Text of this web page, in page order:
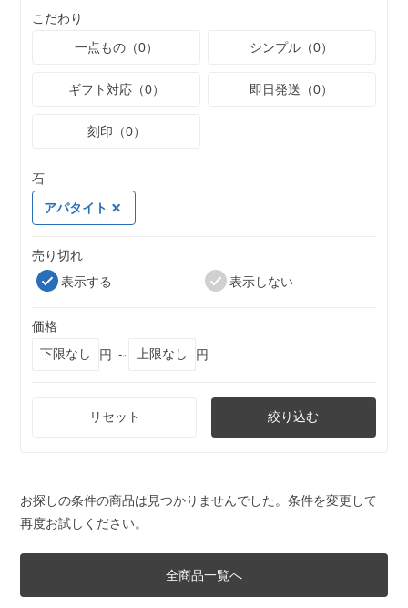
こだわり
一点もの（0）
シンプル（0）
ギフト対応（0） 即日発送（0）
刻印（0）
石
アパタイト
売り切れ
表示する
表示しない
価格
円 ～
円
リセット 絞り込む
お探しの条件の商品は見つかりませんでした。条件を変更して
再度お試しください。
全商品一覧へ